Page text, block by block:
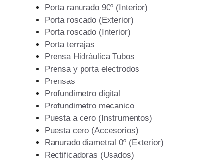
Porta ranurado 90º (Interior)
Porta roscado (Exterior)
Porta roscado (Interior)
Porta terrajas
Prensa Hidráulica Tubos
Prensa y porta electrodos
Prensas
Profundimetro digital
Profundimetro mecanico
Puesta a cero (Instrumentos)
Puesta cero (Accesorios)
Ranurado diametral 0º (Exterior)
Rectificadoras (Usados)